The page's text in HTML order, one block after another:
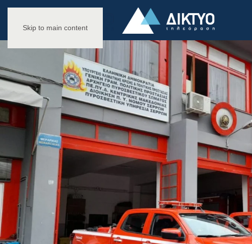
Skip to main content